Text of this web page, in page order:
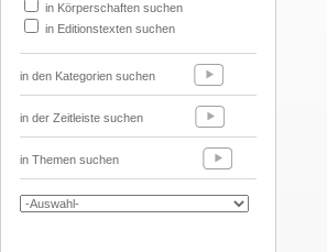
in Körperschaften suchen
in Editionstexten suchen
in den Kategorien suchen
in der Zeitleiste suchen
in Themen suchen